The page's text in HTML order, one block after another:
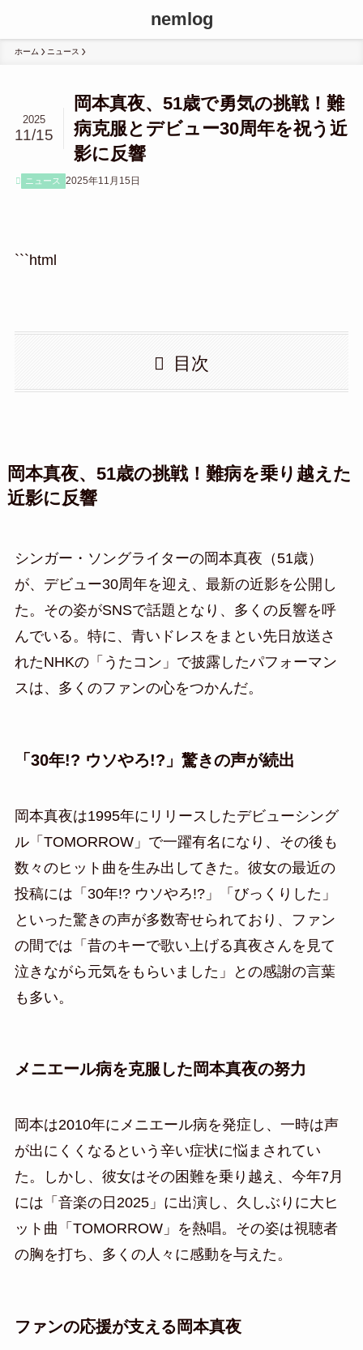
nemlog
ホーム ニュース
岡本真夜、51歳で勇気の挑戦！難
病克服とデビュー30周年を祝う近
影に反響
2025
11/15
ニュース 2025年11月15日
```html
目次
岡本真夜、51歳の挑戦！難病を乗り越えた
近影に反響
シンガー・ソングライターの岡本真夜（51歳）
が、デビュー30周年を迎え、最新の近影を公開し
た。その姿がSNSで話題となり、多くの反響を呼
んでいる。特に、青いドレスをまとい先日放送さ
れたNHKの「うたコン」で披露したパフォーマン
スは、多くのファンの心をつかんだ。
「30年!? ウソやろ!?」驚きの声が続出
岡本真夜は1995年にリリースしたデビューシング
ル「TOMORROW」で一躍有名になり、その後も
数々のヒット曲を生み出してきた。彼女の最近の
投稿には「30年!? ウソやろ!?」「びっくりした」
といった驚きの声が多数寄せられており、ファン
の間では「昔のキーで歌い上げる真夜さんを見て
泣きながら元気をもらいました」との感謝の言葉
も多い。
メニエール病を克服した岡本真夜の努力
岡本は2010年にメニエール病を発症し、一時は声
が出にくくなるという辛い症状に悩まされてい
た。しかし、彼女はその困難を乗り越え、今年7月
には「音楽の日2025」に出演し、久しぶりに大ヒ
ット曲「TOMORROW」を熱唱。その姿は視聴者
の胸を打ち、多くの人々に感動を与えた。
ファンの応援が支える岡本真夜